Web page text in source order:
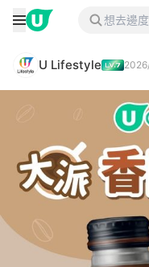
U Lifestyle